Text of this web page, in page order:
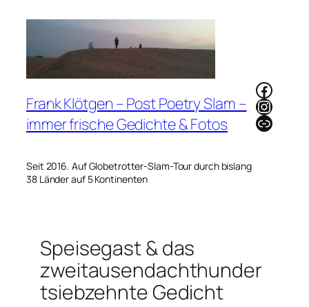
Frank Klötgen – Post Poetry Slam –
immer frische Gedichte & Fotos
Seit 2016. Auf Globetrotter-Slam-Tour durch bislang
38 Länder auf 5 Kontinenten
Link
Speisegast & das
zweitausendachthunder
tsiebzehnte Gedicht